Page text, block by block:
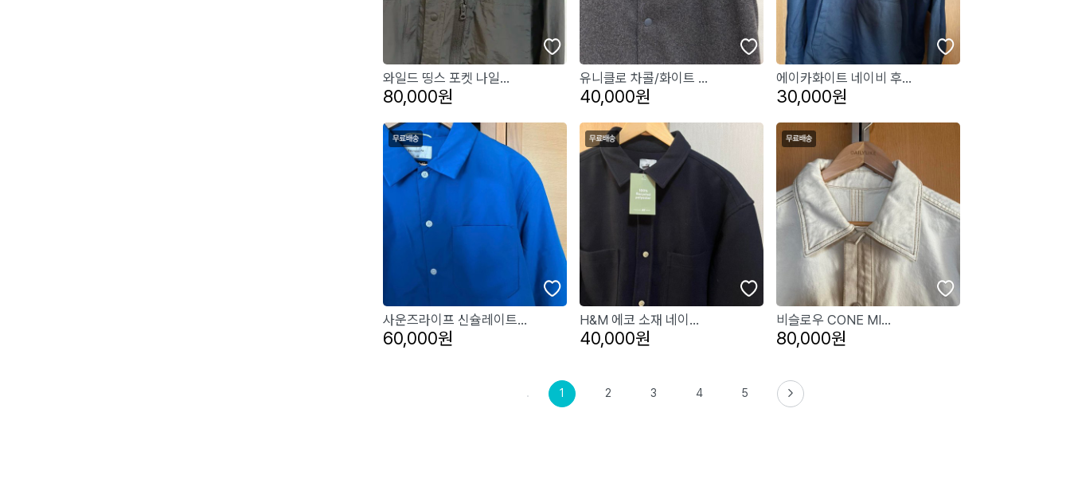
와일드 띵스 포켓 나일...
80,000원
유니클로 차콜/화이트 ...
40,000원
에이카화이트 네이비 후...
30,000원
사운즈라이프 신슐레이트...
60,000원
H&M 에코 소재 네이...
40,000원
비슬로우 CONE MI...
80,000원
1 2 3 4 5